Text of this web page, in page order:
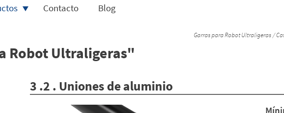
Contacto Blog
Garras para Robot Ultraligeras
Robot Ultraligeras"
3 .2 . Uniones de aluminio